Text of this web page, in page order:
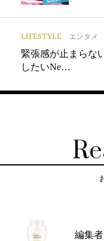
LIFESTYLE エンタメ
緊張感が止まらな
したいNe…
編集